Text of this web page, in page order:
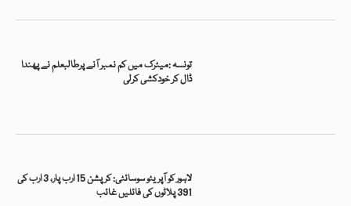
تونسہ :میٹرک میں کم نمبر آنے پرطالبعلم نے پھندا
ڈال کر خودکشی کرلی
لاہور کو آپریٹو سوسائٹی: کرپشن 15 ارب پار، 3 ارب کی
391 پلاٹوں کی فائلیں غائب